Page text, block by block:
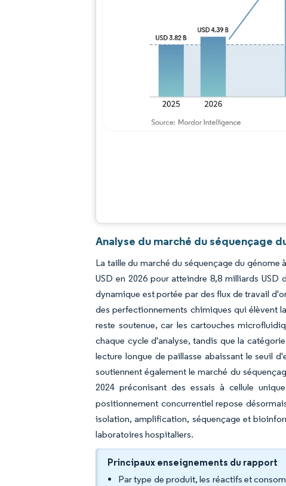
Image © Mordor
Analyse du marché du séquençage
La taille du marché du séquençage du génome
USD en 2026 pour atteindre 8,8 milliards
dynamique est portée par des flux de travail
des perfectionnements chimiques qui élèvent
reste soutenue, car les cartouches
chaque cycle d'analyse, tandis que la
lecture longue de paillasse abaissant le seuil
soutiennent également le marché du
2024 préconisant des essais à cellule
positionnement concurrentiel repose
isolation, amplification, séquençage et
laboratoires hospitaliers.
Principaux enseignements du rapport
Par type de produit, les réactifs et